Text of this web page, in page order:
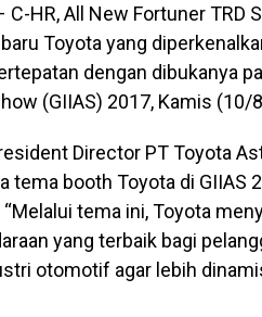
C-HR, All New Fortuner TRD
Toyota yang
dengan dibukanya
(GIIAS) 2017, Kamis (10/
Director PT Toyota
tema booth Toyota di GIIAS
“Melalui tema ini, Toyota
yang terbaik bagi
otomotif agar lebih